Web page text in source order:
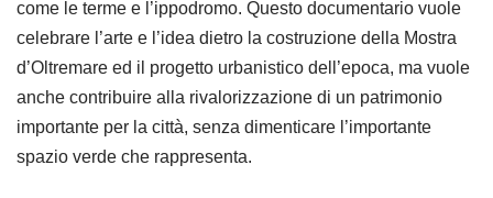
come le terme e l’ippodromo. Questo documentario vuole
celebrare l’arte e l’idea dietro la costruzione della Mostra
d’Oltremare ed il progetto urbanistico dell’epoca, ma vuole
anche contribuire alla rivalorizzazione di un patrimonio
importante per la città, senza dimenticare l’importante
spazio verde che rappresenta.